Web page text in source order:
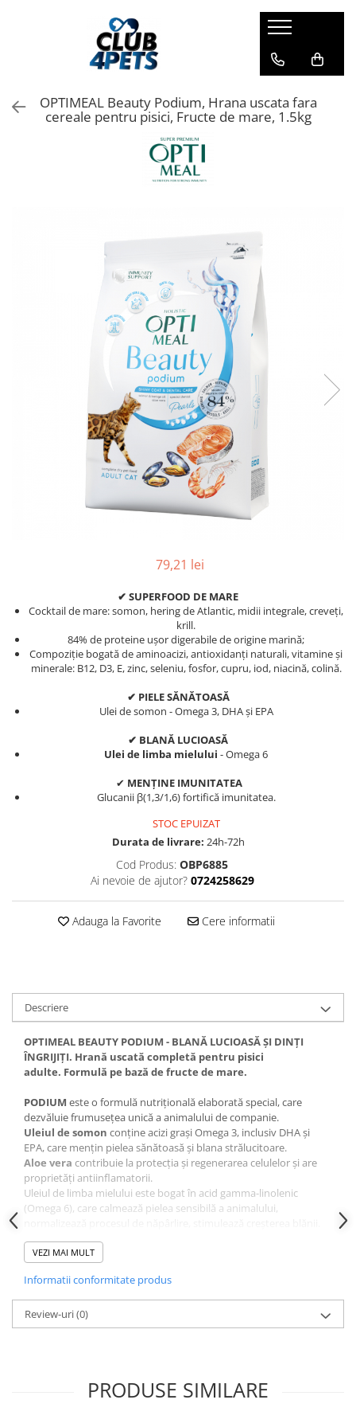
Hrana umeda
Hrana uscata
Igiena&Cosmetica
Odorizante pentru litiera
OPTIMEAL Beauty Podium, Hrana uscata fara
cereale pentru pisici, Fructe de mare, 1.5kg
79,21 lei
✔ SUPERFOOD DE MARE
Cocktail de mare: somon, hering de Atlantic, midii integrale, creveți,
krill.
84% de proteine ușor digerabile de origine marină;
Compoziție bogată de aminoacizi, antioxidanți naturali, vitamine și
minerale: B12, D3, E, zinc, seleniu, fosfor, cupru, iod, niacină, colină.
✔ PIELE SĂNĂTOASĂ
Ulei de somon - Omega 3, DHA și EPA
✔ BLANĂ LUCIOASĂ
Ulei de limba mielului - Omega 6
✔ MENȚINE IMUNITATEA
Glucanii β(1,3/1,6) fortifică imunitatea.
STOC EPUIZAT
Durata de livrare: 24h-72h
Cod Produs: OBP6885
Ai nevoie de ajutor? 0724258629
Adauga la Favorite Cere informatii
Descriere
OPTIMEAL BEAUTY PODIUM - BLANĂ LUCIOASĂ ȘI DINȚI
ÎNGRIJIȚI. Hrană uscată completă pentru pisici
adulte. Formulă pe bază de fructe de mare.
PODIUM este o formulă nutrițională elaborată special, care
dezvăluie frumusețea unică a animalului de companie.
Uleiul de somon conține acizi grași Omega 3, inclusiv DHA și
EPA, care menţin pielea sănătoasă și blana strălucitoare.
Aloe vera contribuie la protecția și regenerarea celulelor și are
proprietăți antiinflamatorii.
Uleiul de limba mielului este bogat în acid gamma-linolenic
(Omega 6), care calmează pielea sensibilă a animalului,
Conține biluțe exclusive
delicat tartrul dentar atunci când patrupedul mestecă fiecare
Prebioticele MOS și FOS ' mențin un echilibru optim al microflorei
intestinale.
VEZI MAI MULT
Informatii conformitate produs
Review-uri(0)
PRODUSE SIMILARE